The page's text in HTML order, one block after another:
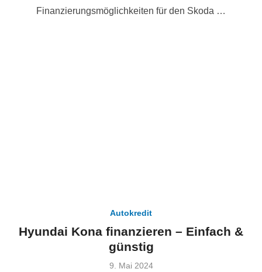
Finanzierungsmöglichkeiten für den Skoda …
Autokredit
Hyundai Kona finanzieren – Einfach &
günstig
Veröffentlicht
9. Mai 2024